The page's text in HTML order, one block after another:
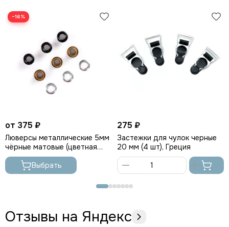
−16%
от 375 ₽
Люверсы металлические 5мм
чёрные матовые (цветная
эмаль), Греция
Выбрать
275 ₽
Застежки для чулок черные
20 мм (4 шт), Греция
Отзывы на Яндекс